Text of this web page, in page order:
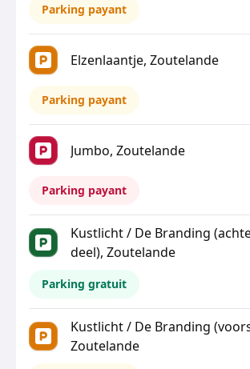
Parking payant
Elzenlaantje, Zoutelande
Parking payant
Jumbo, Zoutelande
Parking payant
Kustlicht / De Branding
deel), Zoutelande
Parking gratuit
Kustlicht / De Branding
Zoutelande